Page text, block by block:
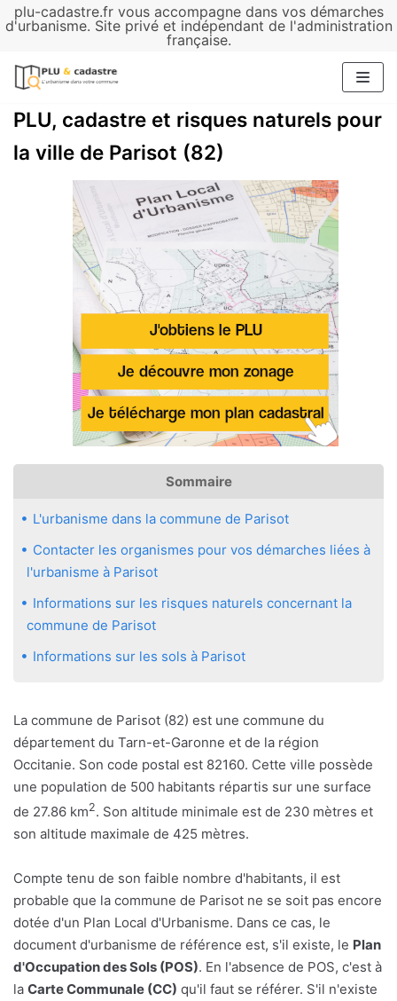
plu-cadastre.fr vous accompagne dans vos démarches
d'urbanisme. Site privé et indépendant de l'administration
française.
Aller
contenu
PLU, cadastre et risques naturels pour
la ville de Parisot (82)
Sommaire
L'urbanisme dans la commune de Parisot
Contacter les organismes pour vos démarches liées à
l'urbanisme à Parisot
Informations sur les risques naturels concernant la
commune de Parisot
Informations sur les sols à Parisot
La commune de Parisot (82) est une commune du
département du Tarn-et-Garonne et de la région
Occitanie. Son code postal est 82160. Cette ville possède
une population de 500 habitants répartis sur une surface
de 27.86 km2. Son altitude minimale est de 230 mètres et
son altitude maximale de 425 mètres.
Compte tenu de son faible nombre d'habitants, il est
probable que la commune de Parisot ne se soit pas encore
dotée d'un Plan Local d'Urbanisme. Dans ce cas, le
document d'urbanisme de référence est, s'il existe, le Plan
d'Occupation des Sols (POS). En l'absence de POS, c'est à
la Carte Communale (CC) qu'il faut se référer. S'il n'existe